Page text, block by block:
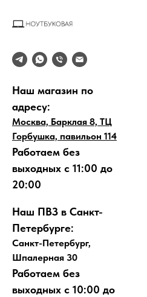
Наш магазин по
адресу:
Москва, Барклая 8, ТЦ
Горбушка, павильон 114
Работаем без
выходных с 11:00 до
20:00
Наш ПВЗ в Санкт-
Петербурге:
Санкт-Петербург,
Шпалерная 30
Работаем без
выходных с 10:00 до